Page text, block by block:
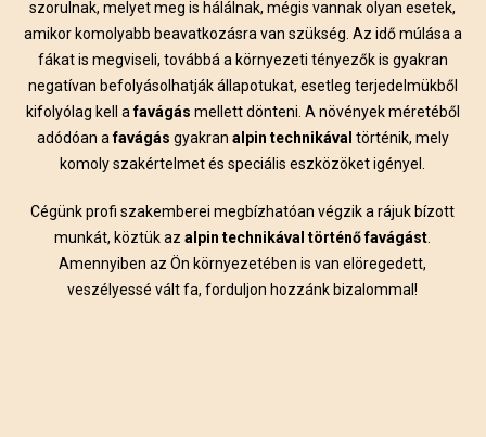
szorulnak, melyet meg is hálálnak, mégis vannak olyan esetek,
amikor komolyabb beavatkozásra van szükség. Az idő múlása a
fákat is megviseli, továbbá a környezeti tényezők is gyakran
negatívan befolyásolhatják állapotukat, esetleg terjedelmükből
kifolyólag kell afavágás mellett dönteni. A növények méretéből
adódóan afavágás gyakran alpin technikával történik, mely
komoly szakértelmet és speciális eszközöket igényel.
Cégünk profi szakemberei megbízhatóan végzik a rájuk bízott
munkát, köztük az alpin technikával történő favágást
Amennyiben az Ön környezetében is van elöregedett,
veszélyessé vált fa, forduljon hozzánk bizalommal!